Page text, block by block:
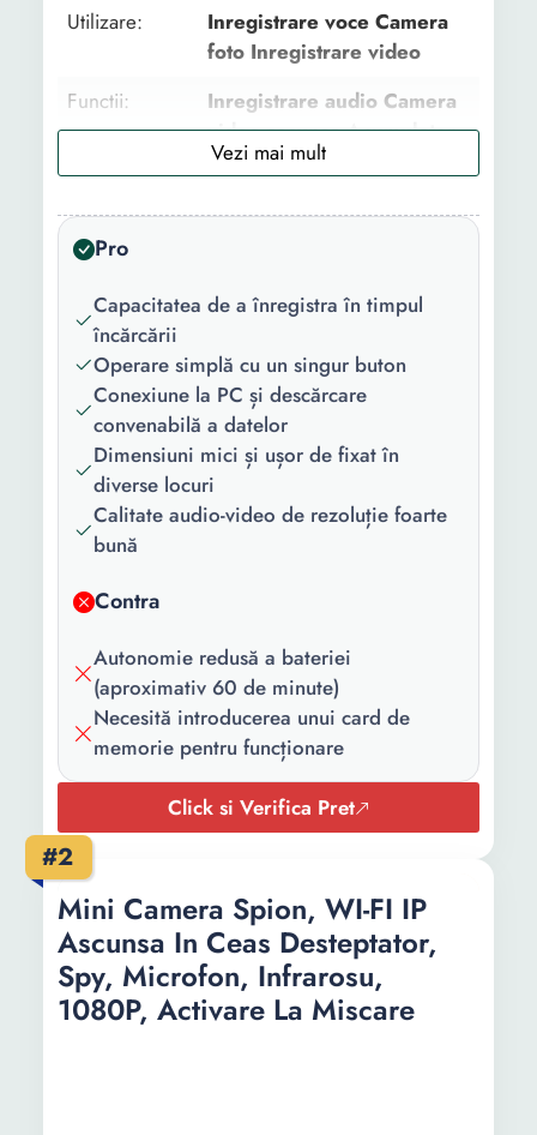
Utilizare:
Inregistrare voce Camera
foto Inregistrare video
Functii:
Inregistrare audio Camera
video ascunsa Acumulator
incorporat Inregistrare
Rezolutie poza
(px):
Format foto:
JPG
Rezolutie
video (px):
1920 x 1080
Format video:
AVI
Format audio:
MP3, MP4, WAW
Capacitate
inclus)
Sistem de
operare
compatibil:
Android iOS Windows
Universal
2 h
Culoare:
Continut
pachet:
1 x Manual de utilizare 1 x
Pix spion
Lungime:
150 mm
Pro
Capacitatea de a înregistra în timpul
încărcării
Operare simplă cu un singur buton
Conexiune la PC și descărcare
convenabilă a datelor
Dimensiuni mici și ușor de fixat în
diverse locuri
Calitate audio-video de rezoluție foarte
bună
Contra
Autonomie redusă a bateriei
(aproximativ 60 de minute)
Necesită introducerea unui card de
memorie pentru funcționare
Click si Verifica Pret
#2
Mini Camera Spion, WI-FI IP
Ascunsa In Ceas Desteptator,
Spy, Microfon, Infrarosu,
1080P, Activare La Miscare